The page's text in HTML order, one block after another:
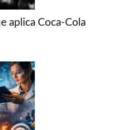
aplica Coca-Cola